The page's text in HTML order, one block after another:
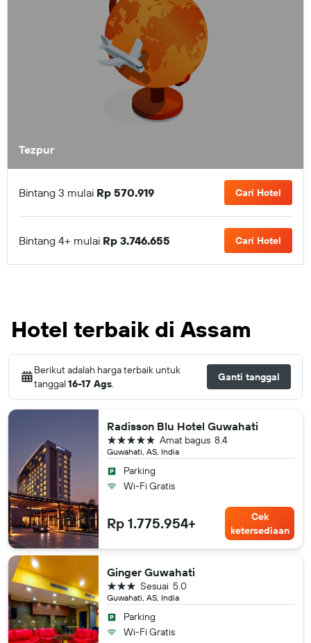
Tezpur
Bintang 3 mulai Rp 570.919 Cari Hotel
Bintang 4+ mulai Rp 3.746.655 Cari Hotel
Hotel terbaik di Assam
Berikut adalah harga terbaik untuk
tanggal 16-17 Ags.
Ganti tanggal
Radisson Blu Hotel Guwahati
Guwahati, AS, India
8.4
Amat bagus
bintang 5
Parking
Wi-Fi Gratis
Rp 1.775.954+
Cek
ketersediaan
Ginger Guwahati
Guwahati, AS, India
5.0
Sesuai
bintang 3
Parking
Wi-Fi Gratis